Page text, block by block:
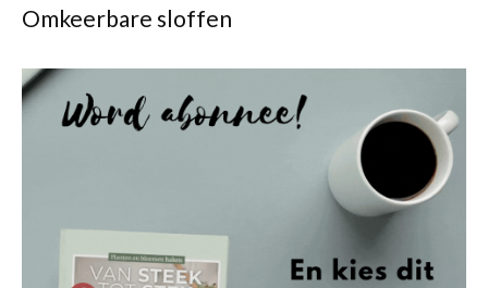
Omkeerbare sloffen